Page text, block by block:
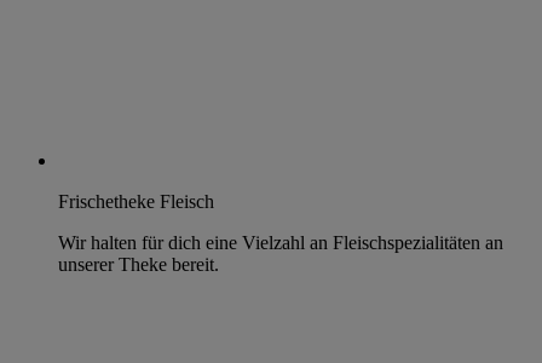
Frischetheke Fleisch
Wir halten für dich eine Vielzahl an Fleischspezialitäten an
unserer Theke bereit.